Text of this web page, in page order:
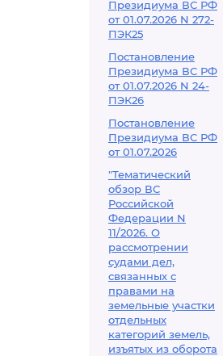
Президиума ВС РФ
от 01.07.2026 N 272-
ПЭК25
Постановление
Президиума ВС РФ
от 01.07.2026 N 24-
ПЭК26
Постановление
Президиума ВС РФ
от 01.07.2026
"Тематический
обзор ВС
Российской
Федерации N
11/2026. О
рассмотрении
судами дел,
связанных с
правами на
земельные участки
отдельных
категорий земель,
изъятых из оборота